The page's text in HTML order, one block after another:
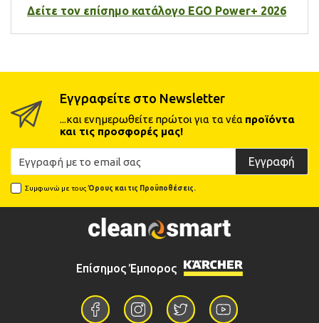
Δείτε τον επίσημο κατάλογο EGO Power+ 2026
Εγγραφείτε στο Newsletter
...και ενημερωθείτε πρώτοι για τα νέα προϊόντα
και τις προσφορές μας!
Εγγραφή
Συμφωνώ με τουςΌρους και τις Προϋποθέσεις.
Επίσημος Έμπορος